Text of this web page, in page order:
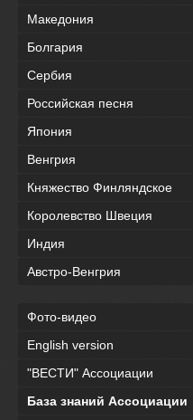
Македония
Болгария
Сербия
Российская песня
Япония
Венгрия
Княжество Финляндское
Королевство Швеция
Индия
Австро-Венгрия
Фото-видео
English version
"ВЕСТИ" Ассоциации
База знаний Ассоциации